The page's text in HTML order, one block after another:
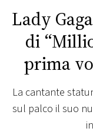
RADIO
WEB
RADIO
PLAYLIST
Lady
di
prima
La cantante
sul palco il suo